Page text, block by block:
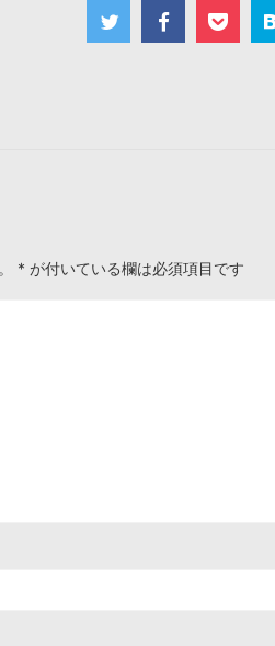
* が付いている欄は必須項目です